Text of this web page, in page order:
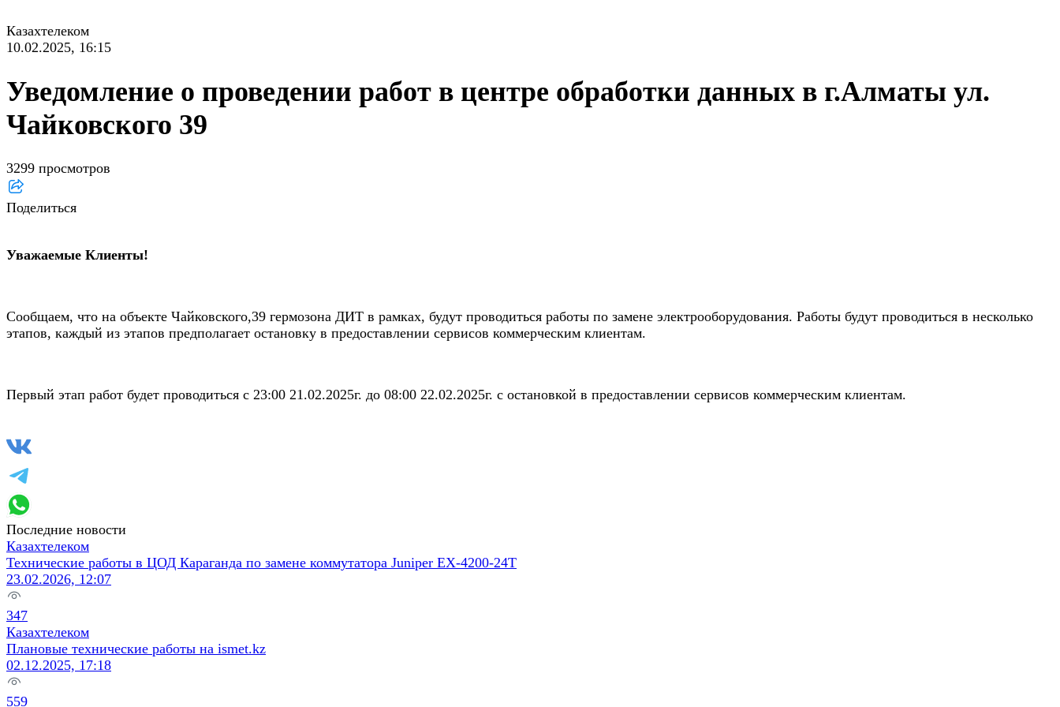
Казахтелеком
10.02.2025, 16:15
Уведомление о проведении работ в центре обработки данных в г.Алматы ул.
Чайковского 39
3299 просмотров
Поделиться
Уважаемые Клиенты!
Сообщаем, что на объекте Чайковского,39 гермозона ДИТ в рамках, будут проводиться работы по замене электрооборудования. Работы будут проводиться в несколько
этапов, каждый из этапов предполагает остановку в предоставлении сервисов коммерческим клиентам.
Первый этап работ будет проводиться с 23:00 21.02.2025г. до 08:00 22.02.2025г. с остановкой в предоставлении сервисов коммерческим клиентам.
Последние новости
Казахтелеком
Технические работы в ЦОД Караганда по замене коммутатора Juniper EX-4200-24T
23.02.2026, 12:07
347
Казахтелеком
Плановые технические работы на ismet.kz
02.12.2025, 17:18
559